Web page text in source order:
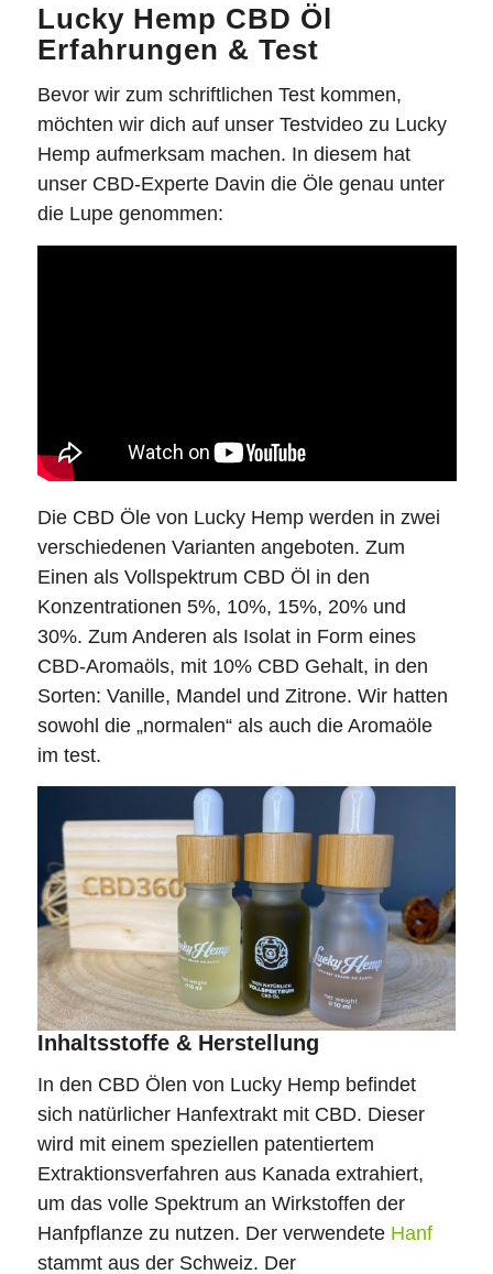
Lucky Hemp CBD Öl
Erfahrungen & Test
Bevor wir zum schriftlichen Test kommen,
möchten wir dich auf unser Testvideo zu Lucky
Hemp aufmerksam machen. In diesem hat
unser CBD-Experte Davin die Öle genau unter
die Lupe genommen:
Die CBD Öle von Lucky Hemp werden in zwei
verschiedenen Varianten angeboten. Zum
Einen als Vollspektrum CBD Öl in den
Konzentrationen 5%, 10%, 15%, 20% und
30%. Zum Anderen als Isolat in Form eines
CBD-Aromaöls, mit 10% CBD Gehalt, in den
Sorten: Vanille, Mandel und Zitrone. Wir hatten
sowohl die „normalen“ als auch die Aromaöle
im test.
Inhaltsstoffe & Herstellung
In den CBD Ölen von Lucky Hemp befindet
sich natürlicher Hanfextrakt mit CBD. Dieser
wird mit einem speziellen patentiertem
Extraktionsverfahren aus Kanada extrahiert,
um das volle Spektrum an Wirkstoffen der
Hanfpflanze zu nutzen. Der verwendete Hanf
stammt aus der Schweiz. Der